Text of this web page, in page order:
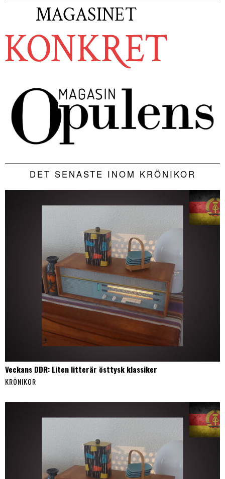
DET SENASTE INOM KRÖNIKOR
Veckans DDR: Liten litterär östtysk klassiker
KRÖNIKOR